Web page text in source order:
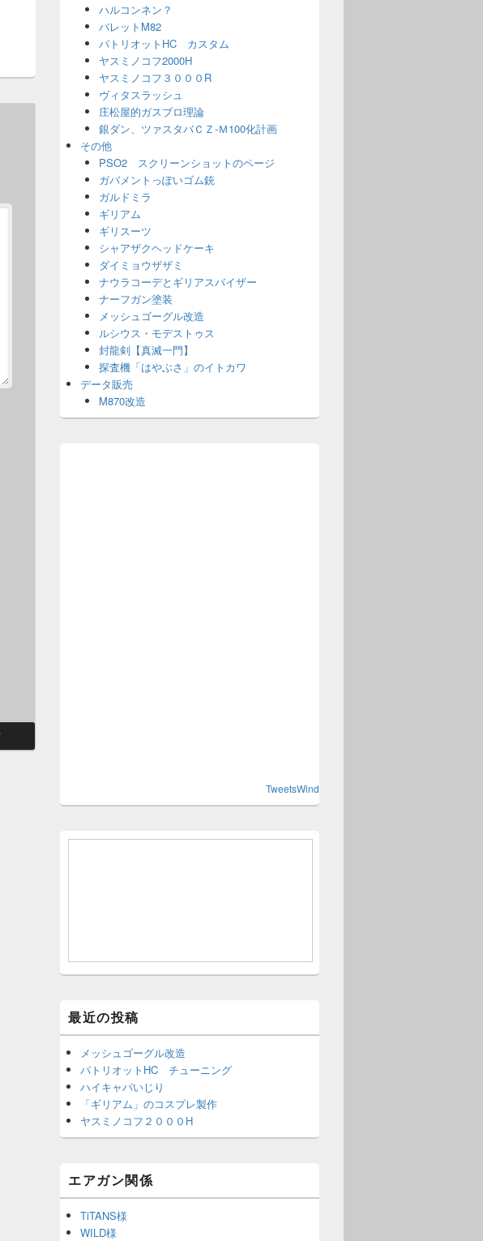
ハルコンネン？
バレットM82
パトリオットHC カスタム
ヤスミノコフ2000H
ヤスミノコフ３０００R
ヴィタスラッシュ
庄松屋的ガスブロ理論
銀ダン、ツァスタバＣＺ-Ｍ100化計画
その他
PSO2 スクリーンショットのページ
ガバメントっぽいゴム銃
ガルドミラ
ギリアム
ギリスーツ
シャアザクヘッドケーキ
ダイミョウザザミ
ナウラコーデとギリアスバイザー
ナーフガン塗装
メッシュゴーグル改造
ルシウス・モデストゥス
封龍剣【真滅一門】
探査機「はやぶさ」のイトカワ
データ販売
M870改造
TweetsWind
最近の投稿
メッシュゴーグル改造
パトリオットHC チューニング
ハイキャパいじり
「ギリアム」のコスプレ製作
ヤスミノコフ２０００H
エアガン関係
TiTANS様
WILD様